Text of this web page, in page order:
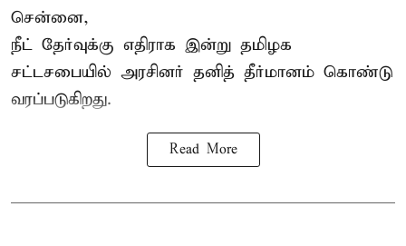
சென்னை,
நீட் தேர்வுக்கு எதிராக இன்று தமிழக
சட்டசபையில் அரசினர் தனித் தீர்மானம் கொண்டு
வரப்படுகிறது.
Read More